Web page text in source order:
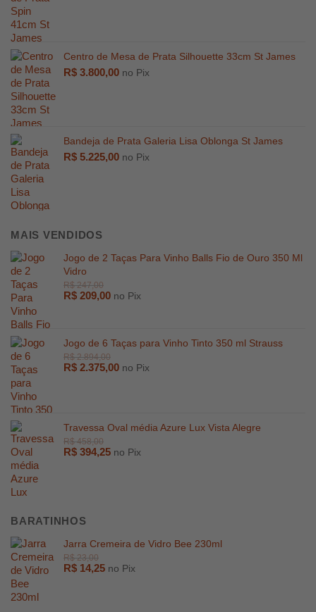
Centro de Mesa de Prata Silhouette 33cm St James
R$ 3.800,00 no Pix
Bandeja de Prata Galeria Lisa Oblonga St James
R$ 5.225,00 no Pix
MAIS VENDIDOS
Jogo de 2 Taças Para Vinho Balls Fio de Ouro 350 Ml
Vidro
R$ 209,00 no Pix
Jogo de 6 Taças para Vinho Tinto 350 ml Strauss
R$ 2.375,00 no Pix
Travessa Oval média Azure Lux Vista Alegre
R$ 394,25 no Pix
BARATINHOS
Jarra Cremeira de Vidro Bee 230ml
R$ 14,25 no Pix